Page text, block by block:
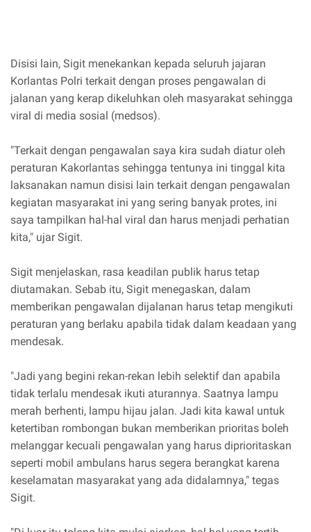
Disisi lain, Sigit menekankan kepada seluruh jajaran
Korlantas Polri terkait dengan proses pengawalan di
jalanan yang kerap dikeluhkan oleh masyarakat sehingga
viral di media sosial (medsos).
"Terkait dengan pengawalan saya kira sudah diatur oleh
peraturan Kakorlantas sehingga tentunya ini tinggal kita
laksanakan namun disisi lain terkait dengan pengawalan
kegiatan masyarakat ini yang sering banyak protes, ini
saya tampilkan hal-hal viral dan harus menjadi perhatian
kita," ujar Sigit.
Sigit menjelaskan, rasa keadilan publik harus tetap
diutamakan. Sebab itu, Sigit menegaskan, dalam
memberikan pengawalan dijalanan harus tetap mengikuti
peraturan yang berlaku apabila tidak dalam keadaan yang
mendesak.
"Jadi yang begini rekan-rekan lebih selektif dan apabila
tidak terlalu mendesak ikuti aturannya. Saatnya lampu
merah berhenti, lampu hijau jalan. Jadi kita kawal untuk
ketertiban rombongan bukan memberikan prioritas boleh
melanggar kecuali pengawalan yang harus diprioritaskan
seperti mobil ambulans harus segera berangkat karena
keselamatan masyarakat yang ada didalamnya," tegas
Sigit.